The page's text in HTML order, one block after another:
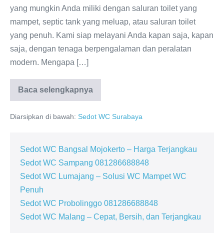
yang mungkin Anda miliki dengan saluran toilet yang
mampet, septic tank yang meluap, atau saluran toilet
yang penuh. Kami siap melayani Anda kapan saja, kapan
saja, dengan tenaga berpengalaman dan peralatan
modern. Mengapa […]
Baca selengkapnya
Sedot
WC
Terpercaya
Diarsipkan di bawah: Sedot WC Surabaya
Sedot WC Bangsal Mojokerto – Harga Terjangkau
Sedot WC Sampang 081286688848
Sedot WC Lumajang – Solusi WC Mampet WC
Penuh
Sedot WC Probolinggo 081286688848
Sedot WC Malang – Cepat, Bersih, dan Terjangkau